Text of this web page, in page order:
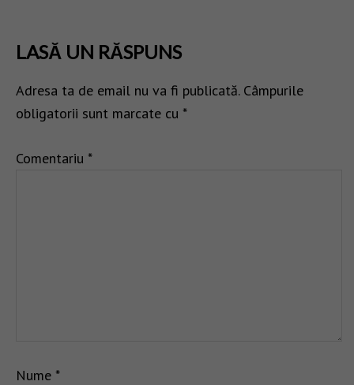
LASĂ UN RĂSPUNS
Adresa ta de email nu va fi publicată. Câmpurile
obligatorii sunt marcate cu *
Comentariu *
Nume *